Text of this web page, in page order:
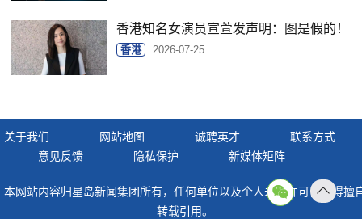
香港知名女演员宣萱发声明：图是假的！
香港 2026-07-25
关于我们 网站地图 诚聘英才
联系方式
意见反馈
隐私保护 新媒体矩阵
本网站内容归星岛新闻集团所有，任何单位以及个人未经许可，不得擅
转载引用。